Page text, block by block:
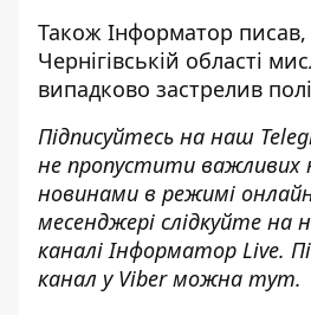
Також Інформатор
Чернігівській області
випадково застрелив
Підписуйтесь на наш
не пропустити важливих
новинами в режимі
месенджері слідкуйте на
каналіІнформатор Live.
канал у Viber можна тут.